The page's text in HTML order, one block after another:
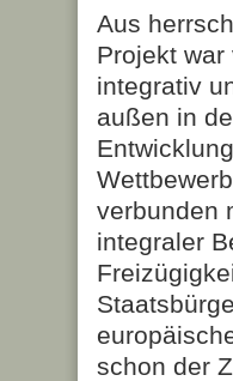
Aus
Projekt
integrativ
außen in
verbunden
integraler
schon der